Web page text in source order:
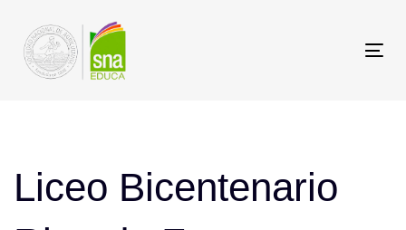
enlaces
navegación
contenido
Liceo Bicentenario
navigation